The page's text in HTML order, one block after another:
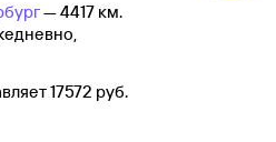
— 4417 км.
17572 руб.